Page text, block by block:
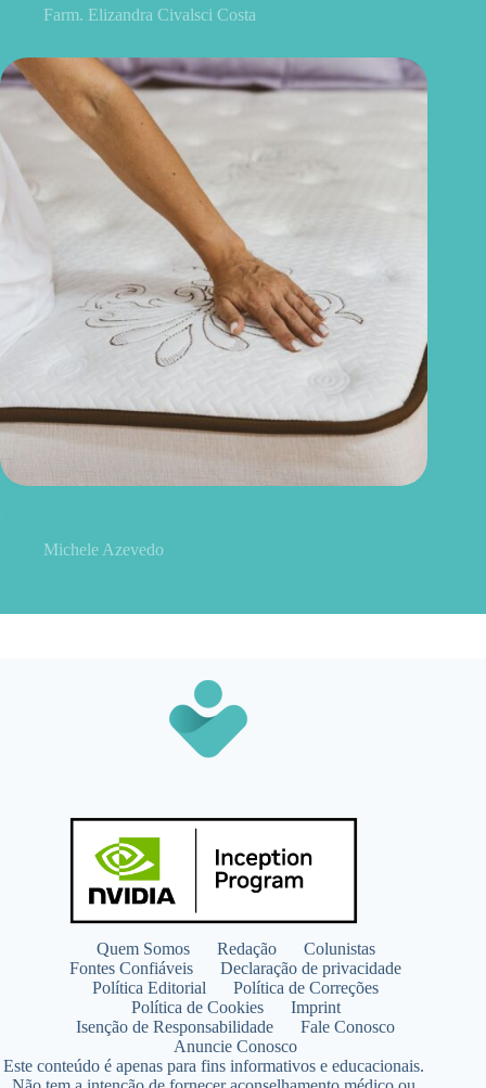
Farm. Elizandra Civalsci Costa
Michele Azevedo
Quem Somos Redação
Colunistas
Fontes Confiáveis
Declaração de privacidade
Política Editorial
Política de Correções
Política de Cookies
Imprint
Isenção de Responsabilidade
Fale Conosco
Anuncie Conosco
Este conteúdo é apenas para fins informativos e educacionais.